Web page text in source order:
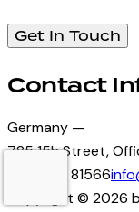
Contact
Germany —
785 15h Street,
Berlin, De 81566
Copyright © 2026